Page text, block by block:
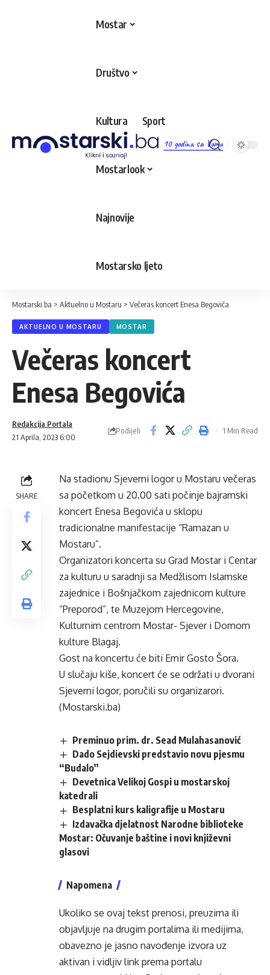
10 godina sa Vama
Mostar
Društvo
Kultura Sport
Mostarlook
Najnovije
Mostarsko ljeto
Mostarski.ba > Aktuelno u Mostaru > Večeras koncert Enesa Begovića
AKTUELNO U MOSTARU MOSTAR
Večeras koncert
Enesa Begovića
21 Aprila, 2023 6:00
Redakcija Portala
Podijeli 1 Min Read
SHARE
Na stadionu Sjeverni logor u Mostaru večeras
sa početkom u 20.00 sati počinje bajramski
koncert Enesa Begovića u sklopu
tradicionalne manifestacije “Ramazan u
Mostaru”.
Organizatori koncerta su Grad Mostar i Centar
za kulturu u saradnji sa Medžlisom Islamske
zajednice i Bošnjačkom zajednicom kulture
“Preporod”, te Muzejom Hercegovine,
Kulturnim centrom Mostar- Sjever i Domom
kulture Blagaj.
Gost na koncertu će biti Emir Gosto Šora.
U slučaju kiše, koncert će se održati u dvorani
Sjeverni logor, poručili su organizarori.
(Mostarski.ba)
Preminuo prim. dr. Sead Mulahasanović
Dado Sejdievski predstavio novu pjesmu
“Budalo”
Devetnica Velikoj Gospi u mostarskoj
katedrali
Besplatni kurs kaligrafije u Mostaru
Izdavačka djelatnost Narodne biblioteke
Mostar: Očuvanje baštine i novi književni
glasovi
Napomena
Ukoliko se ovaj tekst prenosi, preuzima ili
objavljuje na drugim portalima ili medijima,
obavezno je jasno navođenje izvora uz
aktivan i vidljiv link prema portalu